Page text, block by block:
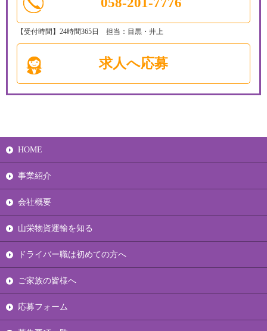
【受付時間】24時間365日 担当：目黒・井上
求人へ応募
HOME
事業紹介
会社概要
山栄物資運輸を知る
ドライバー職は初めての方へ
ご家族の皆様へ
応募フォーム